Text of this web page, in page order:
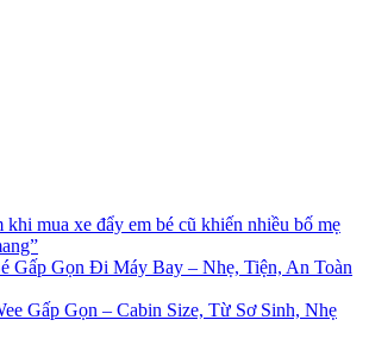
khi mua xe đẩy em bé cũ khiến nhiều bố mẹ
Gấp Gọn Đi Máy Bay – Nhẹ, Tiện, An Toàn
Gấp Gọn – Cabin Size, Từ Sơ Sinh, Nhẹ